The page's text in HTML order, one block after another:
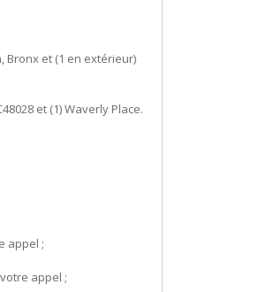
Bronx et (1 en extérieur)
et (1) Waverly Place.
appel ;
appel ;